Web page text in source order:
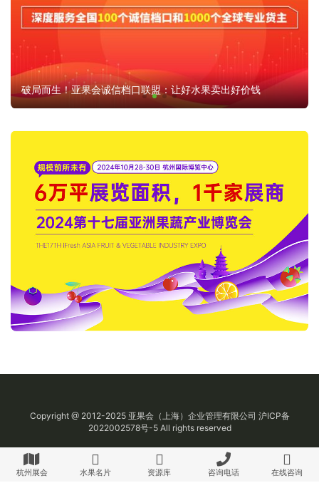
破局而生！亚果会诚信档口联盟：让好水果卖出好价钱
Copyright @ 2012-2025 亚果会（上海）企业管理有限公司 沪ICP备
2022002578号-5All rights reserved
杭州展会 水果名片 资源库 咨询电话 在线咨询